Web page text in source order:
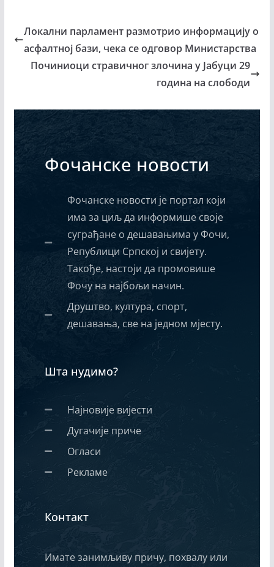
Локални парламент размотрио информацију о
асфалтној бази, чека се одговор Министарства
Починиоци стравичног злочина у Јабуци 29
година на слободи
Фочанске новости
Фочанске новости је портал који
има за циљ да информише своје
суграђане о дешавањима у Фочи,
Републици Српској и свијету.
Такође, настоји да промовише
Фочу на најбољи начин.
Друштво, култура, спорт,
дешавања, све на једном мјесту.
Шта нудимо?
Најновије вијести
Дугачије приче
Огласи
Рекламе
Контакт
Имате занимљиву причу, похвалу или